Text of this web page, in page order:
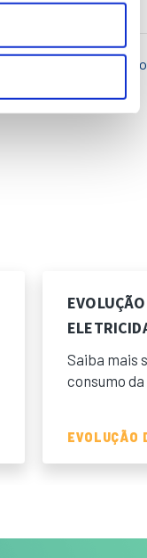
Ano
2022 2023
Saiba mais
consumo
EVOLUÇÃO